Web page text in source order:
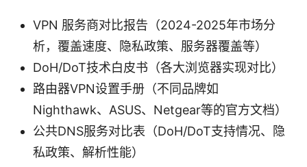
VPN 服务商对比报告（2024-2025年市场分
析，覆盖速度、隐私政策、服务器覆盖等）
DoH/DoT技术白皮书（各大浏览器实现对比）
路由器VPN设置手册（不同品牌如
Nighthawk、ASUS、Netgear等的官方文档）
公共DNS服务对比表（DoH/DoT支持情况、隐
私政策、解析性能）